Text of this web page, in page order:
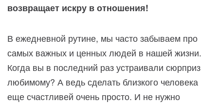
возвращает искру в отношения!
В ежедневной рутине, мы часто забываем про
самых важных и ценных людей в нашей жизни.
Когда вы в последний раз устраивали сюрприз
любимому? А ведь сделать близкого человека
еще счастливей очень просто. И не нужно